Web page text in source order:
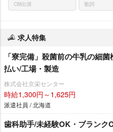
CM出演 歌詞
求人特集
「寮完備」殺菌前の牛乳の細
払い/工場・製造
株式会社京栄センター
時給1,300円～1,625円
派遣社員 / 北海道
歯科助手/未経験OK・ブランク